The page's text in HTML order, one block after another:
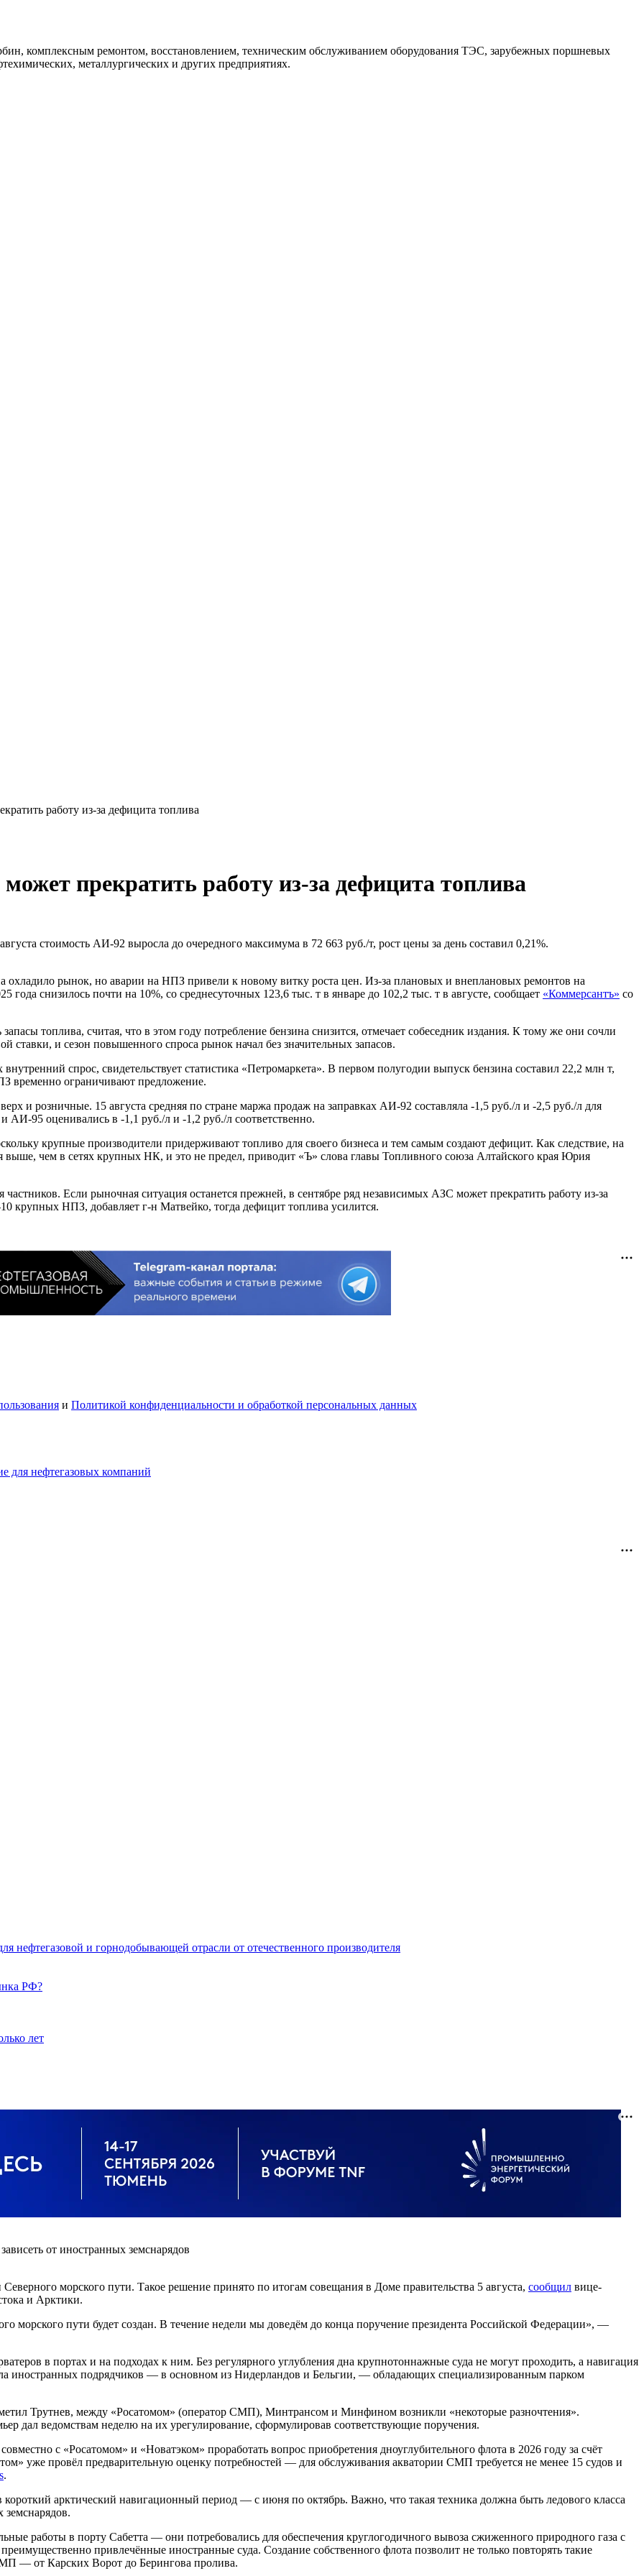
комплексным ремонтом, восстановлением, техническим обслуживанием оборудования ТЭС, зарубежных поршневых
металлургических и других предприятиях.
работу из-за дефицита топлива
прекратить работу из-за дефицита топлива
стоимость АИ-92 выросла до очередного максимума в 72 663 руб./т, рост цены за день составил 0,21%.
охладило рынок, но аварии на НПЗ привели к новому витку роста цен. Из-за плановых и внеплановых ремонтов на
года снизилось почти на 10%, со среднесуточных 123,6 тыс. т в январе до 102,2 тыс. т в августе, сообщает «Коммерсантъ» со
топлива, считая, что в этом году потребление бензина снизится, отмечает собеседник издания. К тому же они сочли
ставки, и сезон повышенного спроса рынок начал без значительных запасов.
спрос, свидетельствует статистика «Петромаркета». В первом полугодии выпуск бензина составил 22,2 млн т,
временно ограничивают предложение.
и розничные. 15 августа средняя по стране маржа продаж на заправках АИ-92 составляла -1,5 руб./л и -2,5 руб./л для
95 оценивались в -1,1 руб./л и -1,2 руб./л соответственно.
крупные производители придерживают топливо для своего бизнеса и тем самым создают дефицит. Как следствие, на
чем в сетях крупных НК, и это не предел, приводит «Ъ» слова главы Топливного союза Алтайского края Юрия
Если рыночная ситуация останется прежней, в сентябре ряд независимых АЗС может прекратить работу из-за
крупных НПЗ, добавляет г-н Матвейко, тогда дефицит топлива усилится.
и Политикой конфиденциальности и обработкой персональных данных
для нефтегазовых компаний
нефтегазовой и горнодобывающей отрасли от отечественного производителя
РФ?
лет
от иностранных земснарядов
морского пути. Такое решение принято по итогам совещания в Доме правительства 5 августа, сообщил вице-
и Арктики.
морского пути будет создан. В течение недели мы доведём до конца поручение президента Российской Федерации», —
в портах и на подходах к ним. Без регулярного углубления дна крупнотоннажные суда не могут проходить, а навигация
иностранных подрядчиков — в основном из Нидерландов и Бельгии, — обладающих специализированным парком
Трутнев, между «Росатомом» (оператор СМП), Минтрансом и Минфином возникли «некоторые разночтения».
дал ведомствам неделю на их урегулирование, сформулировав соответствующие поручения.
с «Росатомом» и «Новатэком» проработать вопрос приобретения дноуглубительного флота в 2026 году за счёт
уже провёл предварительную оценку потребностей — для обслуживания акватории СМП требуется не менее 15 судов и
.
короткий арктический навигационный период — с июня по октябрь. Важно, что такая техника должна быть ледового класса
земснарядов.
работы в порту Сабетта — они потребовались для обеспечения круглогодичного вывоза сжиженного природного газа с
привлечённые иностранные суда. Создание собственного флота позволит не только повторять такие
— от Карских Ворот до Берингова пролива.